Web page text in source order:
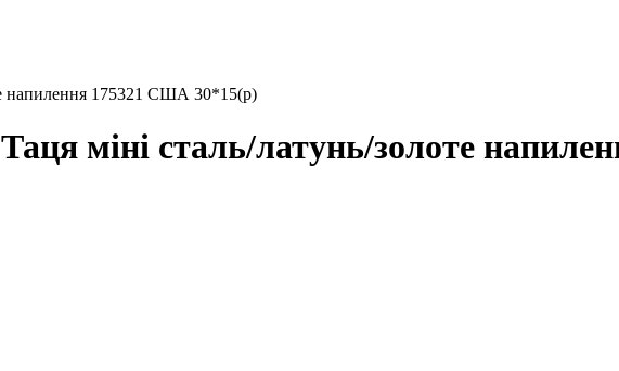
напилення 175321 США 30*15(р)
міні сталь/латунь/золоте